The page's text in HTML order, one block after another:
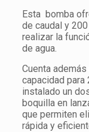
Esta bomba
de caudal y
realizar la
de agua.
Cuenta
capacidad para
instalado un
boquilla en
que permiten
rápida y